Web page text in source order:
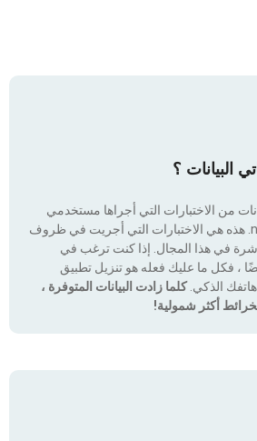
البيانات ؟
من الاختبارات التي أجراها مستخدمي
تطبيق nPerf. هذه هي الاختبارات التي أجريت في ظروف
في هذا المجال. إذا كنت ترغب في
، فكل ما عليك فعله هو تنزيل تطبيق
كلما زادت البيانات المتوفرة ،
أكثر شمولية!